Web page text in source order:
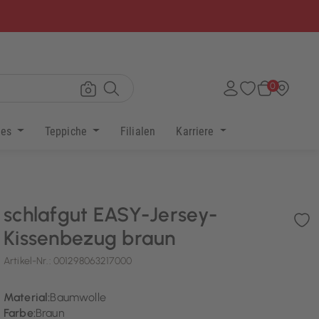
0
Teppiche Filialen Karriere
schlafgut EASY-Jersey-
Kissenbezug braun
Artikel-Nr.: 001298063217000
Material:Baumwolle
Farbe:Braun